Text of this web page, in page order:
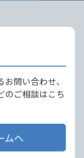
問い合わせ、
のご相談はこち
ムへ